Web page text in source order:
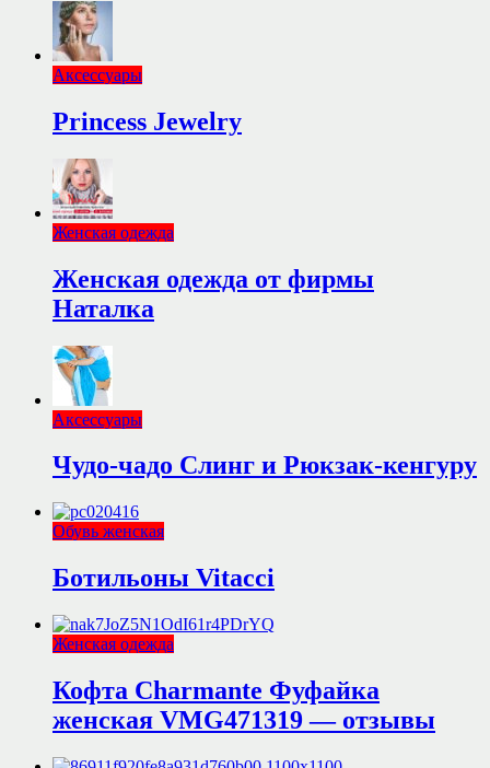
Аксессуары
Princess Jewelry
Женская одежда
Женская одежда от фирмы
Наталка
Аксессуары
Чудо-чадо Слинг и Рюкзак-кенгуру
Обувь женская
Ботильоны Vitacci
Женская одежда
Кофта Charmante Фуфайка
женская VMG471319 — отзывы